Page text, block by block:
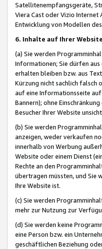
Satellitenempfangsgeräte,
Viera Cast oder Vizio Internet
Entwicklung von Modellen
6. Inhalte auf Ihrer Website
(a) Sie werden
Informationen; Sie dürfen
erhalten bleiben bzw. aus
Kürzung nicht sachlich falsch
auf eine Informationsseite
Bannern); ohne
Besucher Ihrer Website
(b) Sie werden
anzeigen, weder verkaufen
innerhalb von Werbung
Website oder einem Dienst
Rechte an den
übertragen müssten, und Sie
Ihre Website ist.
(c) Sie werden
mehr zur Nutzung zur
(d) Sie werden keine
eine Person bzw. ein
geschäftlichen Beziehung